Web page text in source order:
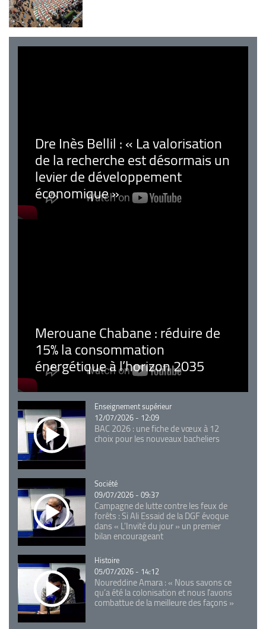
Dre Inès Bellil : « La valorisation
de la recherche est désormais un
levier de développement
économique »
Merouane Chabane : réduire de
15% la consommation
énergétique à l’horizon 2035
Catégorie
Enseignement supérieur
12/07/2026 - 12:09
BAC 2026 : une fiche de vœux à 12
choix pour les nouveaux bacheliers
Catégorie
Société
09/07/2026 - 09:37
Campagne de lutte contre les feux de
forêts : Si Ali Essaid de la DGF évoque
dans « L'Invité du jour » un premier
bilan encourageant
Catégorie
Histoire
05/07/2026 - 14:12
Noureddine Amara : « Nous savons ce
qu’a été la colonisation et nous l’avons
combattue de la meilleure des façons »